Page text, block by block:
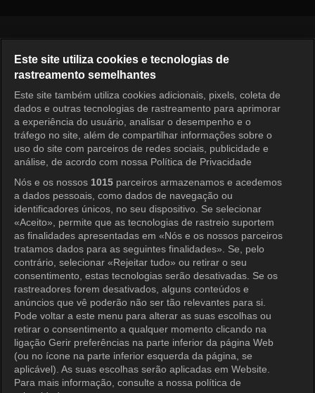
Português
KOCOWA+ Redes Sociais
KOCOWA+
Central de Ajuda
Termos de Uso
Política de Privacidade
Política de Privacidade (Europa)
Política de Privacidade (Oceania)
Política de Privacidade (Brasil)
Direitos de Privacidade da Califórnia
Este site utiliza cookies e tecnologias de
rastreamento semelhantes
Este site também utiliza cookies adicionais, pixels, coleta de
dados e outras tecnologias de rastreamento para aprimorar
a experiência do usuário, analisar o desempenho e o
tráfego no site, além de compartilhar informações sobre o
uso do site com parceiros de redes sociais, publicidade e
análise, de acordo com nossa Política de Privacidade
Nós e os nossos 1015 parceiros armazenamos e acedemos
a dados pessoais, como dados de navegação ou
identificadores únicos, no seu dispositivo. Se selecionar
«Aceito», permite que as tecnologias de rastreio suportem
as finalidades apresentadas em «Nós e os nossos parceiros
tratamos dados para as seguintes finalidades». Se, pelo
contrário, selecionar «Rejeitar tudo» ou retirar o seu
consentimento, estas tecnologias serão desativadas. Se os
rastreadores forem desativados, alguns conteúdos e
anúncios que vê poderão não ser tão relevantes para si.
Pode voltar a este menu para alterar as suas escolhas ou
retirar o consentimento a qualquer momento clicando na
ligação Gerir preferências na parte inferior da página Web
(ou no ícone na parte inferior esquerda da página, se
aplicável). As suas escolhas serão aplicadas em Website.
Para mais informação, consulte a nossa política de